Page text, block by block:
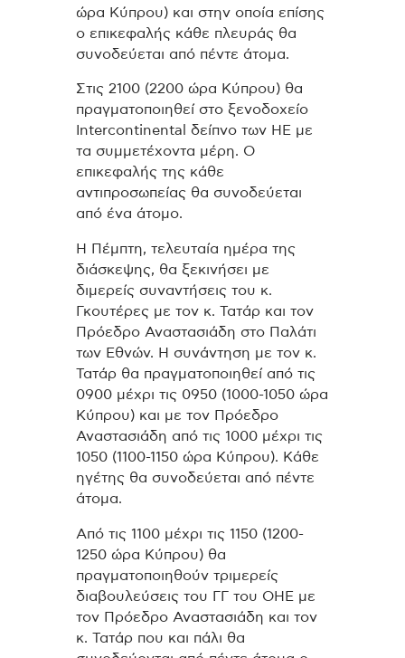
ώρα Κύπρου) και στην οποία επίσης
ο επικεφαλής κάθε πλευράς θα
συνοδεύεται από πέντε άτομα.
Στις 2100 (2200 ώρα Κύπρου) θα
πραγματοποιηθεί στο ξενοδοχείο
Intercontinental δείπνο των ΗΕ με
τα συμμετέχοντα μέρη. Ο
επικεφαλής της κάθε
αντιπροσωπείας θα συνοδεύεται
από ένα άτομο.
Η Πέμπτη, τελευταία ημέρα της
διάσκεψης, θα ξεκινήσει με
διμερείς συναντήσεις του κ.
Γκουτέρες με τον κ. Τατάρ και τον
Πρόεδρο Αναστασιάδη στο Παλάτι
των Εθνών. Η συνάντηση με τον κ.
Τατάρ θα πραγματοποιηθεί από τις
0900 μέχρι τις 0950 (1000-1050 ώρα
Κύπρου) και με τον Πρόεδρο
Αναστασιάδη από τις 1000 μέχρι τις
1050 (1100-1150 ώρα Κύπρου). Κάθε
ηγέτης θα συνοδεύεται από πέντε
άτομα.
Από τις 1100 μέχρι τις 1150 (1200-
1250 ώρα Κύπρου) θα
πραγματοποιηθούν τριμερείς
διαβουλεύσεις του ΓΓ του ΟΗΕ με
τον Πρόεδρο Αναστασιάδη και τον
κ. Τατάρ που και πάλι θα